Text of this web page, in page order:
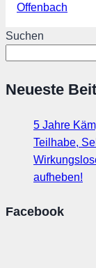
Offenbach
Suchen
Neueste
5 Jahre
Teilhabe,
aufheben!
Facebook